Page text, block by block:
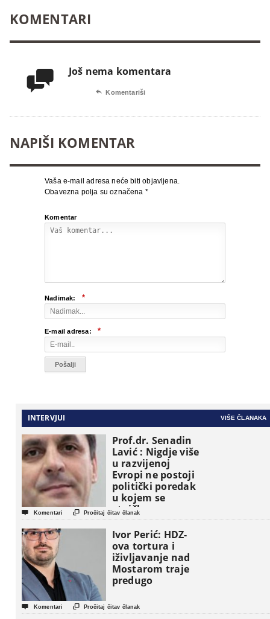
KOMENTARI
 Još nema komentara
 Komentariši
NAPIŠI KOMENTAR
Vaša e-mail adresa neće biti objavljena.
Obavezna polja su označena *
Komentar
Nadimak: *
E-mail adresa: *
INTERVJUI VIŠE ČLANAKA
Prof.dr. Senadin
Lavić : Nigdje više
u razvijenoj
Evropi ne postoji
politički poredak
u kojem se
etničke grupe
pojavljuju kao
osnovne
političke jedinice
 Komentari  Pročitaj čitav članak
Ivor Perić: HDZ-
ova tortura i
iživljavanje nad
Mostarom traje
predugo
 Komentari  Pročitaj čitav članak